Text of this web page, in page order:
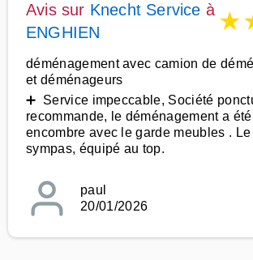
Avis sur Knecht Service à
ENGHIEN
★
déménagement avec camion de
et déménageurs
➕ Service impeccable, Société
recommande, le déménagement a
encombre avec le garde meubles .
sympas, équipé au top.
paul
20/01/2026